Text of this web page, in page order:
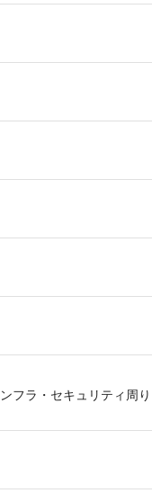
フラ・セキュリティ周り